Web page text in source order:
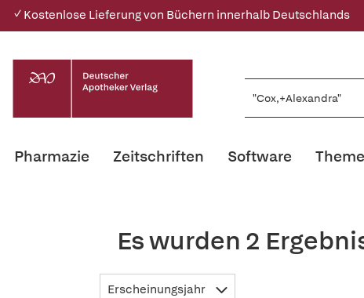
✓ Kostenlose Lieferung von Büchern innerhalb Deutschlands
Pharmazie Zeitschriften Software
Es wurden 2
Erscheinungsjahr